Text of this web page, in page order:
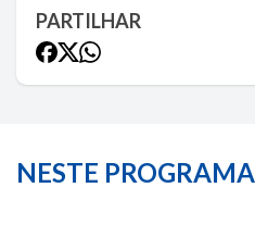
PARTILHAR
NESTE PROGRAMA